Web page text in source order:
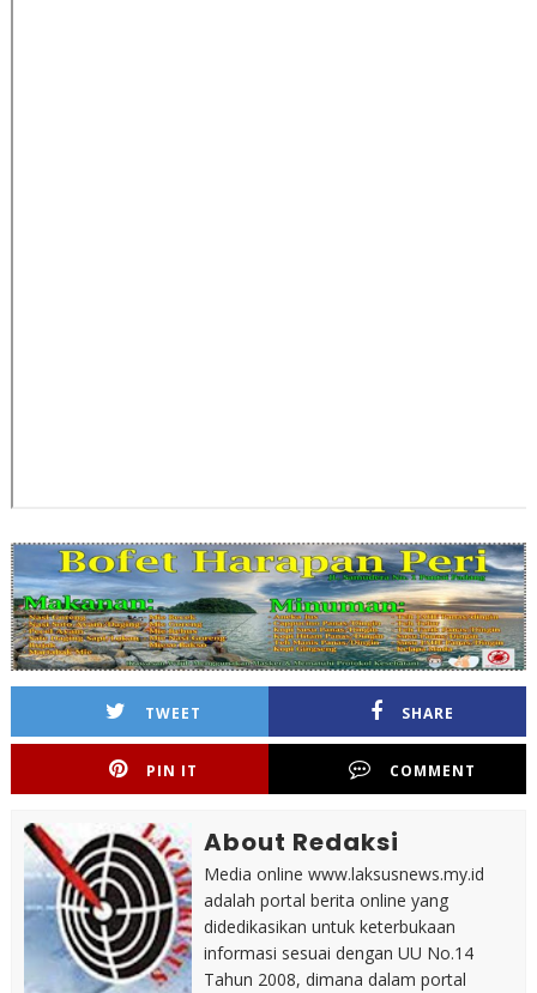
TWEET SHARE
PIN IT COMMENT
About Redaksi
Media online www.laksusnews.my.id
adalah portal berita online yang
didedikasikan untuk keterbukaan
informasi sesuai dengan UU No.14
Tahun 2008, dimana dalam portal